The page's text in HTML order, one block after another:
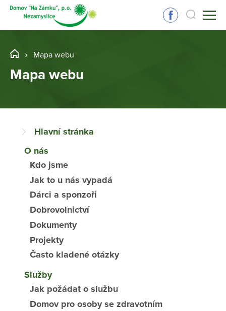
Mapa webu
Mapa webu
Hlavní stránka
O nás
Kdo jsme
Jak to u nás vypadá
Dárci a sponzoři
Dobrovolnictví
Dokumenty
Projekty
Často kladené otázky
Služby
Jak požádat o službu
Domov pro osoby se zdravotním